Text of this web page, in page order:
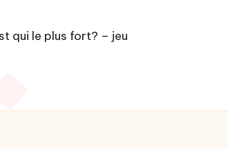
qui le plus fort? – jeu